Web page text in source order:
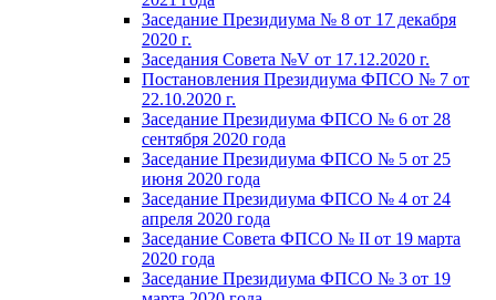
Заседание Президиума № 8 от 17 декабря
2020 г.
Заседания Совета №V от 17.12.2020 г.
Постановления Президиума ФПСО № 7 от
22.10.2020 г.
Заседание Президиума ФПСО № 6 от 28
сентября 2020 года
Заседание Президиума ФПСО № 5 от 25
июня 2020 года
Заседание Президиума ФПСО № 4 от 24
апреля 2020 года
Заседание Совета ФПСО № II от 19 марта
2020 года
Заседание Президиума ФПСО № 3 от 19